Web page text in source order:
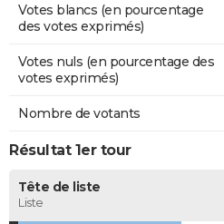
Votes blancs (en pourcentage
des votes exprimés)
Votes nuls (en pourcentage des
votes exprimés)
Nombre de votants
Résultat 1er tour
Tête de liste
Liste